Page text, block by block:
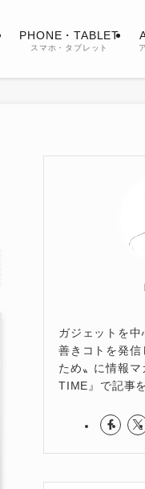
PHONE・TABLET
スマホ・タブレット
ガジェットを中
善きコトを発
ため〟に情報マ
TIME』で記事